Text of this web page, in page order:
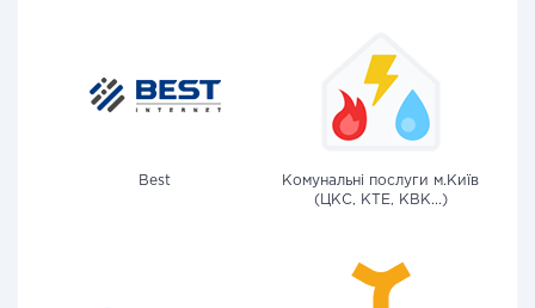
Best
Комунальні послуги м.Київ
(ЦКС, КТЕ, КВК...)